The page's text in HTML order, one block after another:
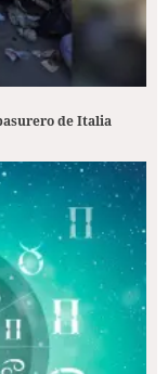
de Italia